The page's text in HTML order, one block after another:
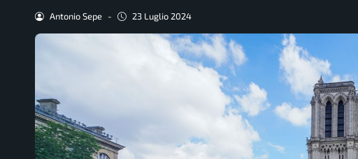
Antonio Sepe - 23 Luglio 2024